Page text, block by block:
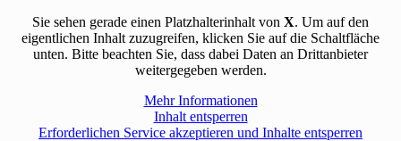
Sie sehen gerade einen Platzhalterinhalt von X. Um auf den
eigentlichen Inhalt zuzugreifen, klicken Sie auf die Schaltfläche
unten. Bitte beachten Sie, dass dabei Daten an Drittanbieter
weitergegeben werden.
Mehr Informationen
Inhalt entsperren
Erforderlichen Service akzeptieren und Inhalte entsperren